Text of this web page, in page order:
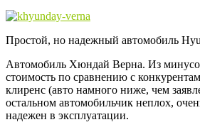
Простой, но надежный автомобиль
Автомобиль Хюндай Верна. Из
стоимость по сравнению с
клиренс (авто намного ниже, чем
остальном автомобильчик неплох,
надежен в эксплуатации.